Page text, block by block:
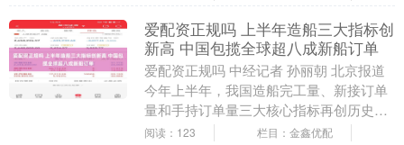
爱配资正规吗 上半年造船三大指标创
新高 中国包揽全球超八成新船订单
爱配资正规吗 中经记者 孙丽朝 北京报道
今年上半年，我国造船完工量、新接订单
量和手持订单量三大核心指标再创历史新
高，持续领跑全球市场。工信部7月23日
阅读：123 栏目：金鑫优配